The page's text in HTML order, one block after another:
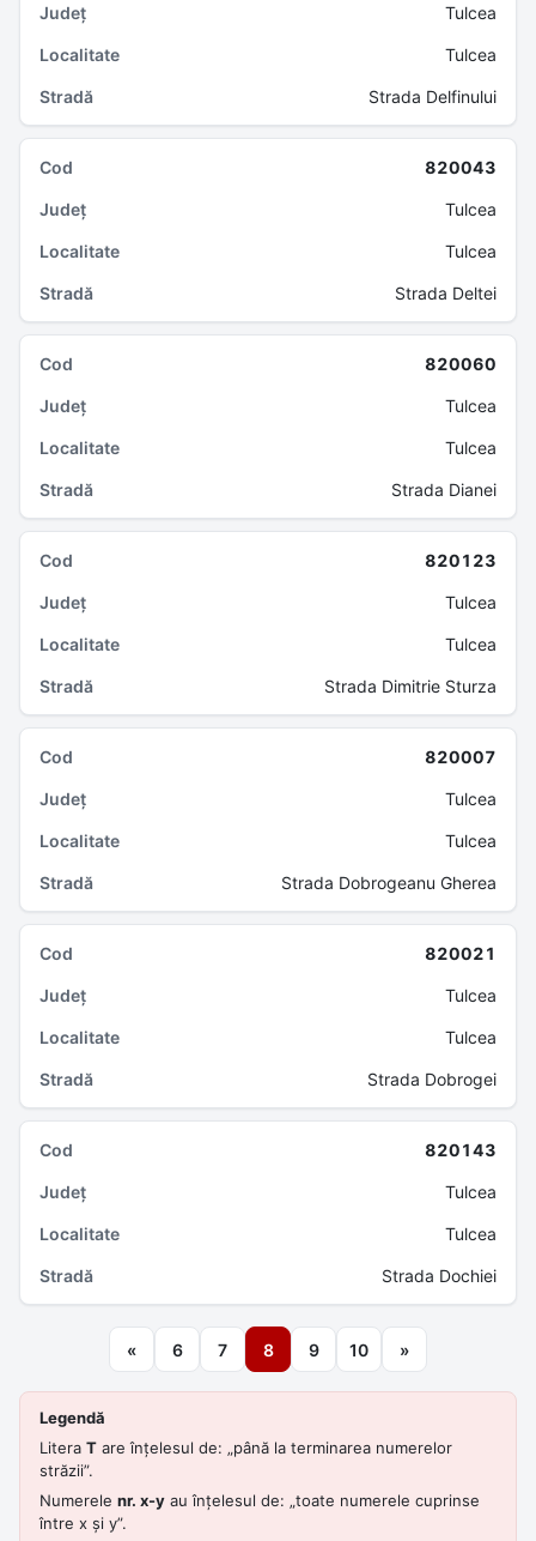
Tulcea
Tulcea
Strada Delfinului
820043
Tulcea
Tulcea
Strada Deltei
820060
Tulcea
Tulcea
Strada Dianei
820123
Tulcea
Tulcea
Strada Dimitrie Sturza
820007
Tulcea
Tulcea
Strada Dobrogeanu Gherea
820021
Tulcea
Tulcea
Strada Dobrogei
820143
Tulcea
Tulcea
Strada Dochiei
« 6 7 8 9 10 »
Legendă
Litera T are înțelesul de: „până la terminarea numerelor
străzii”.
Numerele nr. x-y au înțelesul de: „toate numerele cuprinse
între x și y”.